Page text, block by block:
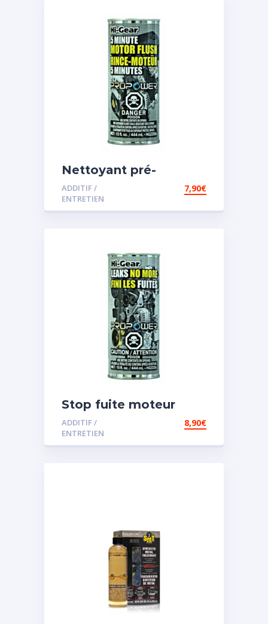
Nettoyant pré-
vidange
ADDITIF /
ENTRETIEN
7,90€
Stop fuite moteur
ADDITIF /
ENTRETIEN
8,90€